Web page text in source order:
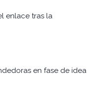
enlace tras la
en fase de idea